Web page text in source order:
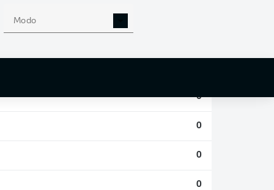
Modo
0
0
0
0